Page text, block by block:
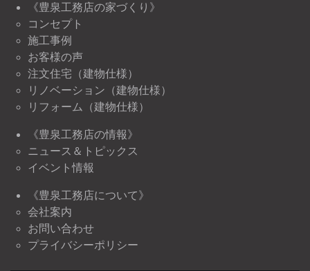
《豊泉工務店の家づくり》
コンセプト
施工事例
お客様の声
注文住宅（建物仕様）
リノベーション（建物仕様）
リフォーム（建物仕様）
《豊泉工務店の情報》
ニュース＆トピックス
イベント情報
《豊泉工務店について》
会社案内
お問い合わせ
プライバシーポリシー